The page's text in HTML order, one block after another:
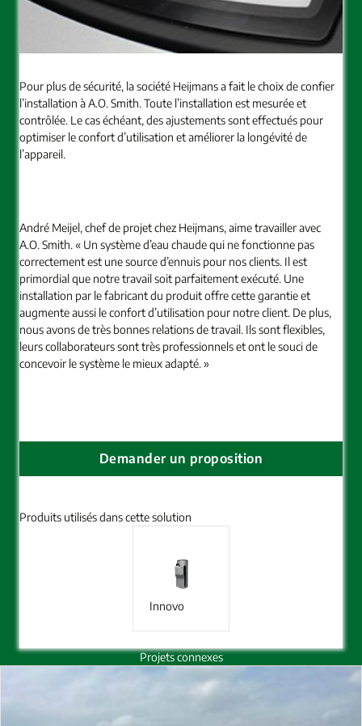
Pour plus de sécurité, la société Heijmans a fait le choix de confier
l’installation à A.O. Smith. Toute l’installation est mesurée et
contrôlée. Le cas échéant, des ajustements sont effectués pour
optimiser le confort d’utilisation et améliorer la longévité de
l’appareil.
André Meijel, chef de projet chez Heijmans, aime travailler avec
A.O. Smith. « Un système d’eau chaude qui ne fonctionne pas
correctement est une source d’ennuis pour nos clients. Il est
primordial que notre travail soit parfaitement exécuté. Une
installation par le fabricant du produit offre cette garantie et
augmente aussi le confort d’utilisation pour notre client. De plus,
nous avons de très bonnes relations de travail. Ils sont flexibles,
leurs collaborateurs sont très professionnels et ont le souci de
concevoir le système le mieux adapté. »
Demander un proposition
Produits utilisés dans cette solution
Innovo
Projets connexes